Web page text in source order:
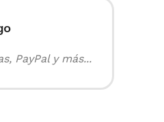
PayPal y más...